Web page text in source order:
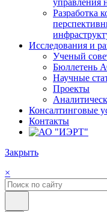
управления
Разработка
Исследования и
Ученый
Бюллетень
Научные
Проекты
Консалтинговые
Контакты
Закрыть
×